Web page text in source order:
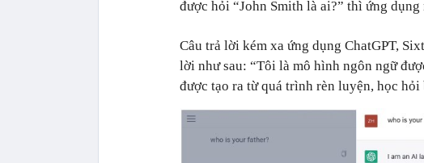
được hỏi “John Smith là ai?” thì ứng
Câu trả lời kém xa ứng dụng ChatGPT,
lời như sau: “Tôi là mô hình ngôn ngữ
được tạo ra từ quá trình rèn luyện, học